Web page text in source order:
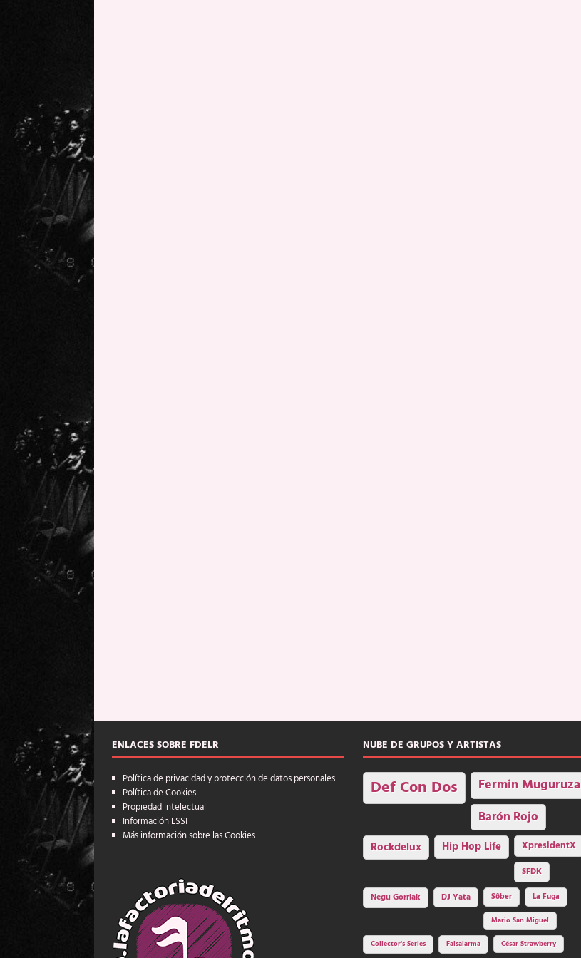
ENLACES SOBRE FDELR
Política de privacidad y protección de datos personales
Política de Cookies
Propiedad intelectual
Información LSSI
Más información sobre las Cookies
NUBE DE GRUPOS Y ARTISTAS
Def Con Dos Fermin Muguruza
Barón Rojo
Rockdelux Hip Hop Life
XpresidentX
SFDK
Negu Gorriak
DJ Yata Sôber
La Fuga
Mario San Miguel
Collector's Series
Falsalarma César Strawberry